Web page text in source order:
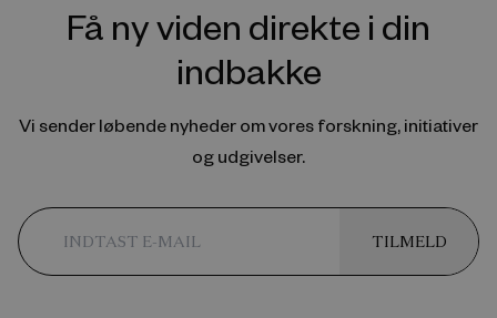
Få ny viden direkte i din
indbakke
Vi sender løbende nyheder om vores forskning, initiativer
og udgivelser.
TILMELD